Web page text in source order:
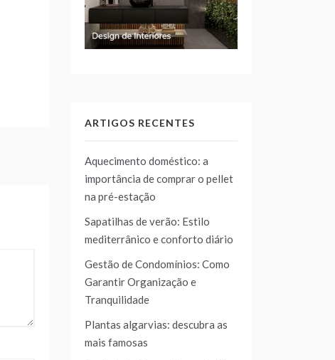
ARTIGOS RECENTES
Aquecimento doméstico: a
importância de comprar o pellet
na pré-estação
Sapatilhas de verão: Estilo
mediterrânico e conforto diário
Gestão de Condomínios: Como
Garantir Organização e
Tranquilidade
Plantas algarvias: descubra as
mais famosas